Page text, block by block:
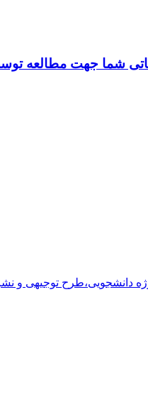
شما جهت مطالعه
دانشجویی،طرح توجیهی و